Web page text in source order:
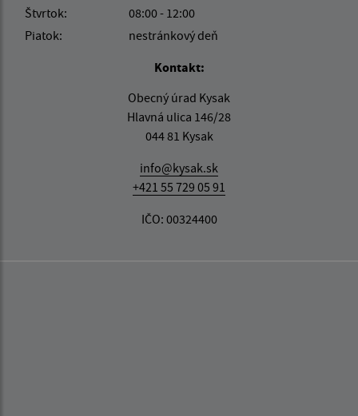
Štvrtok:
08:00 - 12:00
Piatok:
nestránkový deň
Kontakt:
Obecný úrad Kysak
Hlavná ulica 146/28
044 81 Kysak
info@kysak.sk
+421 55 729 05 91
IČO: 00324400